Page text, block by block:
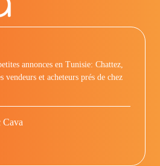
annonces en Tunisie: Chattez,
vendeurs et acheteurs prés de chez
Cava